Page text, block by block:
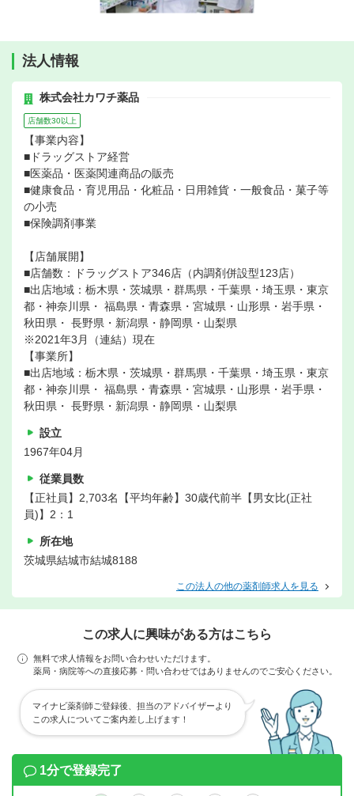
法人情報
株式会社カワチ薬品
店舗数30以上
【事業内容】
■ドラッグストア経営
■医薬品・医薬関連商品の販売
■健康食品・育児用品・化粧品・日用雑貨・一般食品・菓子等
の小売
■保険調剤事業
【店舗展開】
■店舗数：ドラッグストア346店（内調剤併設型123店）
■出店地域：栃木県・茨城県・群馬県・千葉県・埼玉県・東京
都・神奈川県・ 福島県・青森県・宮城県・山形県・岩手県・
秋田県・ 長野県・新潟県・静岡県・山梨県
※2021年3月（連結）現在
【事業所】
■出店地域：栃木県・茨城県・群馬県・千葉県・埼玉県・東京
都・神奈川県・ 福島県・青森県・宮城県・山形県・岩手県・
秋田県・ 長野県・新潟県・静岡県・山梨県
設立
1967年04月
従業員数
【正社員】2,703名【平均年齢】30歳代前半【男女比(正社
員)】2：1
所在地
茨城県結城市結城8188
この法人の他の薬剤師求人を見る
この求人に興味がある方はこちら
無料で求人情報をお問い合わせいただけます。
薬局・病院等への直接応募・問い合わせではありませんのでご安心ください。
マイナビ薬剤師ご登録後、担当のアドバイザーより
この求人についてご案内差し上げます！
1分で登録完了